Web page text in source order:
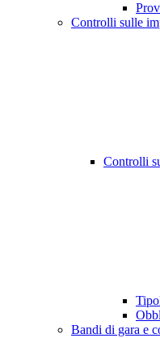
Controlli sulle
Controlli
Bandi di gara e